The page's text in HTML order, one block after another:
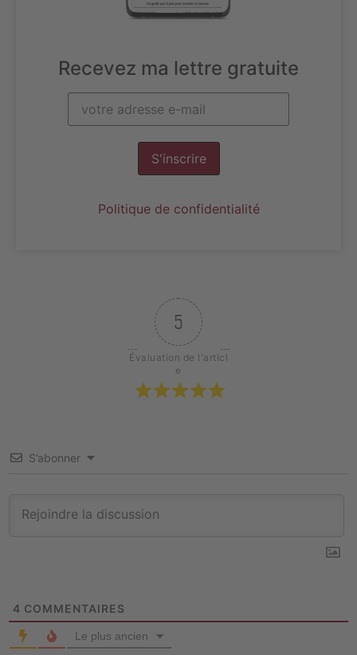
Recevez ma lettre gratuite
S'inscrire
Politique de confidentialité
5
Évaluation de l'articl
e
S’abonner
4 COMMENTAIRES
Le plus ancien